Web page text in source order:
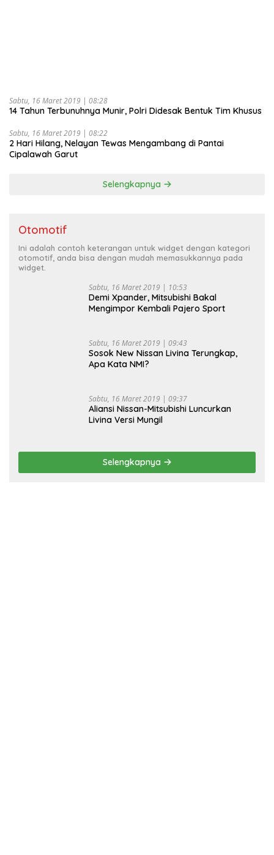
Sabtu, 16 Maret 2019 | 08:28
14 Tahun Terbunuhnya Munir, Polri Didesak Bentuk Tim Khusus
Sabtu, 16 Maret 2019 | 08:22
2 Hari Hilang, Nelayan Tewas Mengambang di Pantai
Cipalawah Garut
Selengkapnya
Otomotif
Ini adalah contoh keterangan untuk widget dengan kategori
otomotif, anda bisa dengan mudah memasukkannya pada
widget.
Sabtu, 16 Maret 2019 | 10:53
Demi Xpander, Mitsubishi Bakal
Mengimpor Kembali Pajero Sport
Sabtu, 16 Maret 2019 | 09:43
Sosok New Nissan Livina Terungkap,
Apa Kata NMI?
Sabtu, 16 Maret 2019 | 09:37
Aliansi Nissan-Mitsubishi Luncurkan
Livina Versi Mungil
Selengkapnya